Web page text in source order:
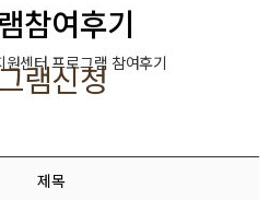
램신청
참여후기
센터 프로그램 참여후기
제목